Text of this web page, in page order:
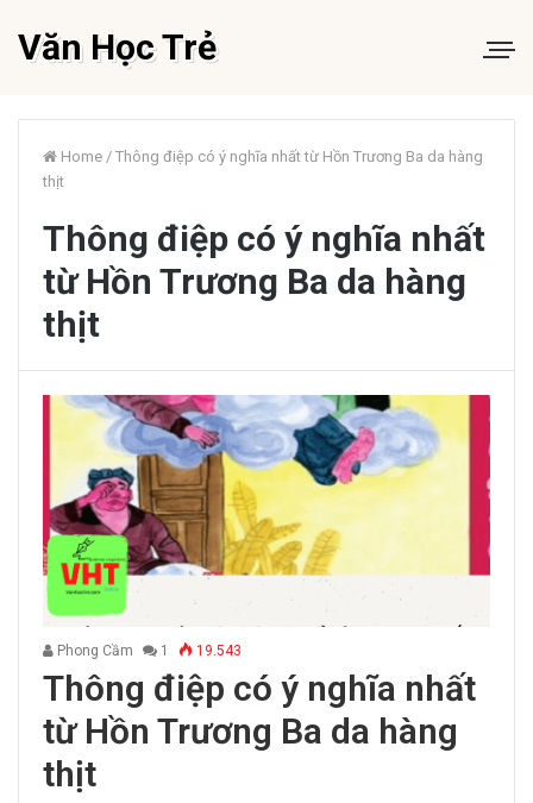
Văn Học Trẻ
Home / Thông điệp có ý nghĩa nhất từ Hồn Trương Ba da hàng
thịt
Thông điệp có ý nghĩa nhất
từ Hồn Trương Ba da hàng
thịt
Phong Cầm 1 19.543
Thông điệp có ý nghĩa nhất
từ Hồn Trương Ba da hàng
thịt